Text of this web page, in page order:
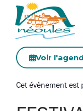
Voir
Cet évènement est